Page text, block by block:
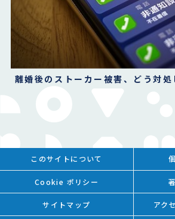
離婚後のストーカー被害、どう対処
このサイトについて
Cookie ポリシー
サイトマップ アク